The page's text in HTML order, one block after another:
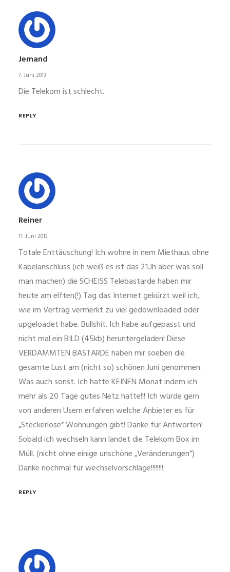
Jemand
7. Juni 2013
Die Telekom ist schlecht.
REPLY
Reiner
11. Juni 2013
Totale Enttäuschung! Ich wohne in nem Miethaus ohne
Kabelanschluss (ich weiß es ist das 21.Jh aber was soll
man machen) die SCHEISS Telebastarde haben mir
heute am elften(!) Tag das Internet gekürzt weil ich,
wie im Vertrag vermerkt zu viel gedownloaded oder
upgeloadet habe. Bullshit. Ich habe aufgepasst und
nicht mal ein BILD (45kb) heruntergeladen! Diese
VERDAMMTEN BASTARDE haben mir soeben die
gesamte Lust am (nicht so) schönen Juni genommen.
Was auch sonst. Ich hatte KEINEN Monat indem ich
mehr als 20 Tage gutes Netz hatte!!! Ich würde gern
von anderen Usern erfahren welche Anbieter es für
„Steckerlose“ Wohnungen gibt! Danke für Antworten!
Sobald ich wechseln kann landet die Telekom Box im
Müll. (nicht ohne einige unschöne „Veränderungen“)
Danke nochmal für wechselvorschläge!!!!!!!!
REPLY